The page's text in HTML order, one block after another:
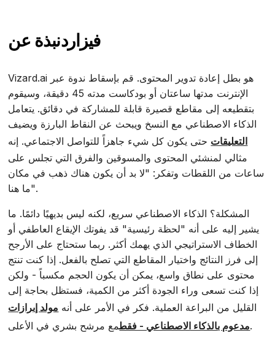
نبذة عنفيزارد
Vizard.ai هو بطل إعادة تدوير المحتوى. قم بإسقاط ندوة عبر
الإنترنت مدتها ساعتان أو بودكاست مدته 45 دقيقة، وسيقوم
بتقطيعه إلى مقاطع قصيرة قابلة للمشاركة في دقائق. يتعامل
الذكاء الاصطناعي مع النسخ ويبحث عن النقاط البارزة ويضيف
التعليقات حتى يكون كل شيء جاهزاً للتواصل الاجتماعي. إنه
مثالي لمنشئي المحتوى والمسوقين والفرق التي تجلس على
ساعات من اللقطات وتفكر: "لا بد أن يكون هناك ذهب في مكان
ما هنا".
المشكلة؟ الذكاء الاصطناعي سريع، لكنه ليس بديهيًا دائمًا. ما
يشير إليه على أنه "لحظة رئيسية" قد يفوتك الإيقاع العاطفي أو
الخطاف الاستراتيجي الذي يهمك أكثر. ربما ستحتاج على الأرجح
إلى فرز النتائج واختيار المقاطع التي تصلح بالفعل. إذا كنت تنتج
محتوى على نطاق واسع، يمكن أن يكون الحجم مكسباً - ولكن
إذا كنت تسعى وراء الجودة أكثر من الكمية، فستظل بحاجة إلى
القليل من البراعة العملية. فكر في الأمر على أنه مولد إبرازات
مدعوم بالذكاء الاصطناعي - فقطمع مرشح بشري في الأعلى.